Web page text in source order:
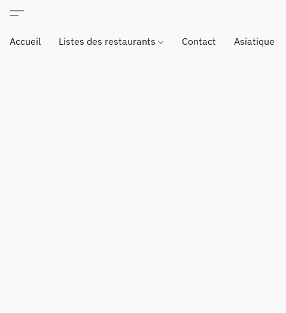
Accueil Listes des restaurants Contact Asiatique